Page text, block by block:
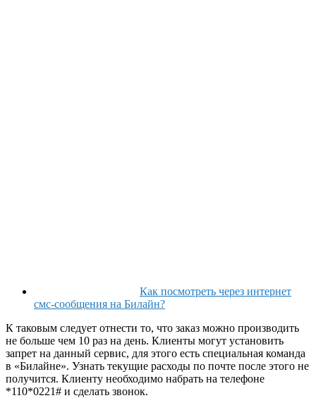
Как посмотреть через интернет
смс-сообщения на Билайн?
К таковым следует отнести то, что заказ можно производить
не больше чем 10 раз на день. Клиенты могут установить
запрет на данный сервис, для этого есть специальная команда
в «Билайне». Узнать текущие расходы по почте после этого не
получится. Клиенту необходимо набрать на телефоне
*110*0221# и сделать звонок.